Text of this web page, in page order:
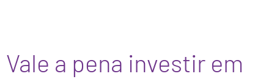
Vale a pena investir em